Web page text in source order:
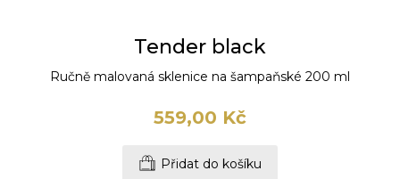
Tender black
Ručně malovaná sklenice na šampaňské 200 ml
559,00 Kč
Přidat do košíku